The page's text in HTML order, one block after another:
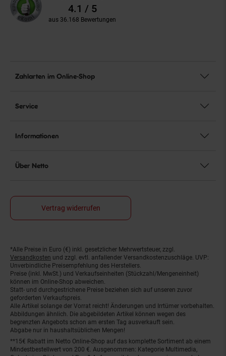
Bewertungen4.1 / 5
aus 36.168 Bewertungen
Zahlarten im Online-Shop
Service
Informationen
Über Netto
Vertrag widerrufen
Fußnoten
*Alle Preise in Euro (€) inkl. gesetzlicher Mehrwertsteuer, zzgl.
Versandkosten und zzgl. evtl. anfallender Versandkostenzuschläge. UVP:
Unverbindliche Preisempfehlung des Herstellers.
Preise (inkl. MwSt.) und Verkaufseinheiten (Stückzahl/Mengeneinheit)
können im Online-Shop abweichen.
Statt- und durchgestrichene Preise beziehen sich auf unseren zuvor
geforderten Verkaufspreis.
Alle Artikel solange der Vorrat reicht! Änderungen und Irrtümer vorbehalten.
Abbildungen ähnlich. Die abgebildeten Artikel können wegen des
begrenzten Angebots schon am ersten Tag ausverkauft sein.
Abgabe nur in haushaltsüblichen Mengen!
**15€ Rabatt im Netto Online-Shop auf das komplette Sortiment ab einem
Mindestbestellwert von 200 €. Ausgenommen: Kategorie Multimedia,